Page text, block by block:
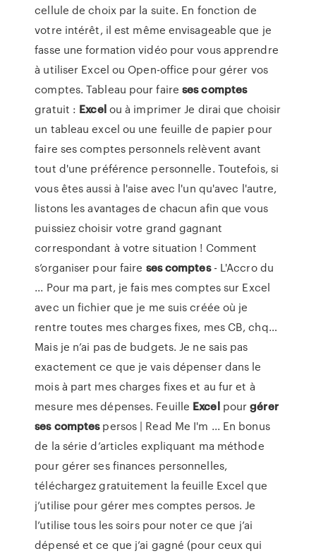
cellule de choix par la suite. En fonction de
votre intérêt, il est même envisageable que je
fasse une formation vidéo pour vous apprendre
à utiliser Excel ou Open-office pour gérer vos
comptes. Tableau pour faireses comptes
gratuit : Excelou à imprimer Je dirai que choisir
un tableau excel ou une feuille de papier pour
faire ses comptes personnels relèvent avant
tout d'une préférence personnelle. Toutefois, si
vous êtes aussi à l'aise avec l'un qu'avec l'autre,
listons les avantages de chacun afin que vous
puissiez choisir votre grand gagnant
correspondant à votre situation ! Comment
s’organiser pour faire ses comptes- L'Accro du
... Pour ma part, je fais mes comptes sur Excel
avec un fichier que je me suis créée où je
rentre toutes mes charges fixes, mes CB, chq…
Mais je n’ai pas de budgets. Je ne sais pas
exactement ce que je vais dépenser dans le
mois à part mes charges fixes et au fur et à
mesure mes dépenses. Feuille Excelpourgérer
ses comptespersos | Read Me I'm ... En bonus
de la série d’articles expliquant ma méthode
pour gérer ses finances personnelles,
téléchargez gratuitement la feuille Excel que
j’utilise pour gérer mes comptes persos. Je
l’utilise tous les soirs pour noter ce que j’ai
dépensé et ce que j’ai gagné (pour ceux qui